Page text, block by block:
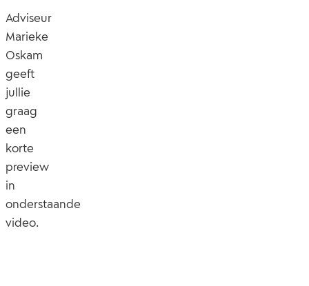
Adviseur
Marieke
Oskam
geeft
jullie
graag
een
korte
preview
in
onderstaande
video.